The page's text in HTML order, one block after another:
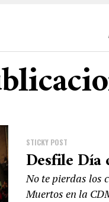
STICKY POST
Desfile
No te pierdas los
Muertos en la